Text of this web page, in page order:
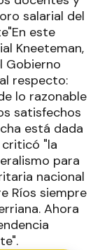
salarial del
este
Kneeteman,
Gobierno
respecto:
lo razonable
satisfechos
está dada
criticó "la
para
nacional
Ríos siempre
Ahora